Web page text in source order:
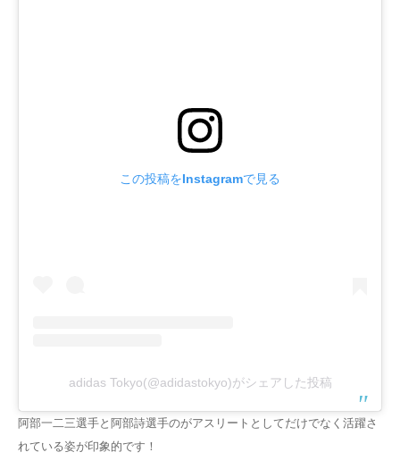
この投稿をInstagramで見る
adidas Tokyo(@adidastokyo)がシェアした投稿
阿部一二三選手と阿部詩選手のがアスリート としてだけでなく 活躍さ
れている姿が印象 的です ！